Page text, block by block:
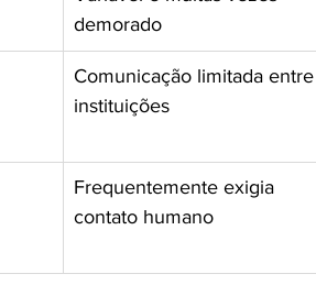
demorado
Comunicação limitada entre
instituições
Frequentemente exigia
contato humano